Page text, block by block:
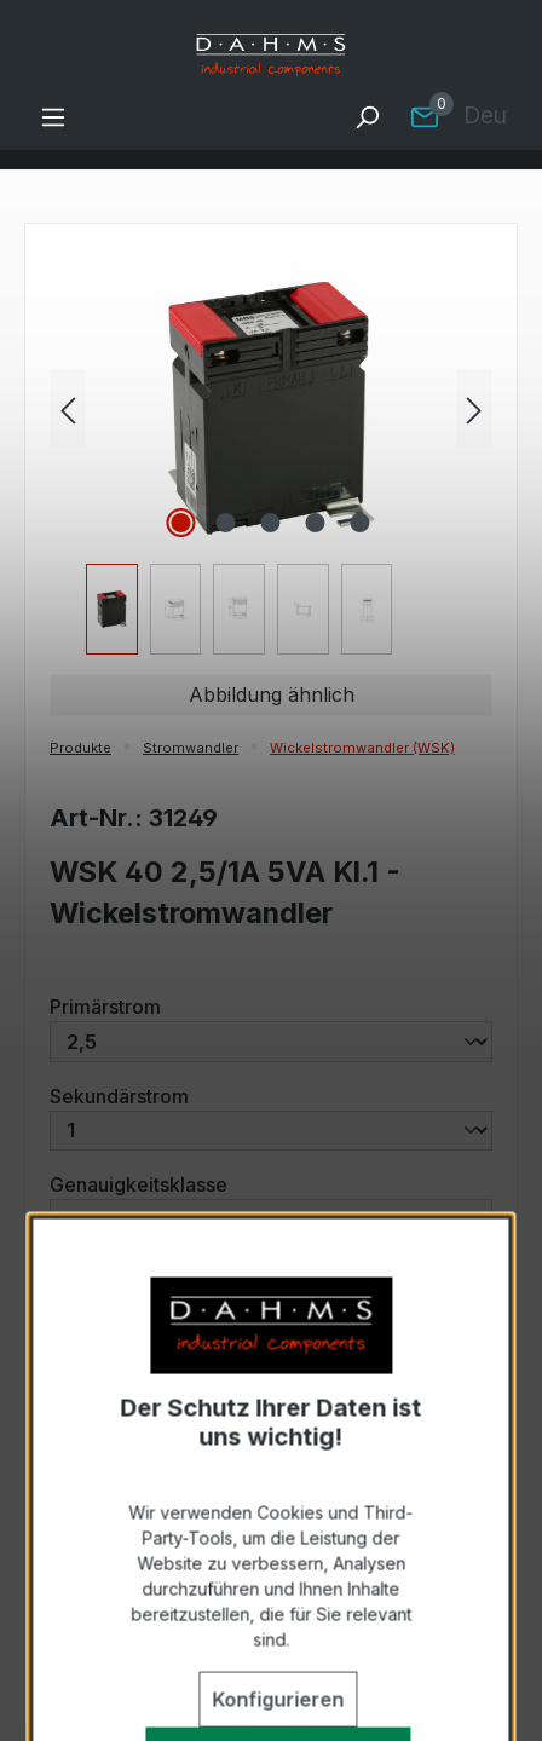
Zum Hauptinhalt springen
0
Bildergalerie überspringen
Abbildung ähnlich
Produkte Stromwandler Wickelstromwandler (WSK)
Art-Nr.: 31249
WSK 40 2,5/1A 5VA Kl.1 -
Wickelstromwandler
Primärstrom
Sekundärstrom
Genauigkeitsklasse
Scheinleistung (VA)auswählen
Auswahl zurücksetzen
Anfrage schriftlich
Als PDF exportieren
Der Schutz Ihrer Daten ist
uns wichtig!
Wir verwenden Cookies und Third-
Party-Tools, um die Leistung der
Website zu verbessern, Analysen
durchzuführen und Ihnen Inhalte
bereitzustellen, die für Sie relevant
sind.
Konfigurieren